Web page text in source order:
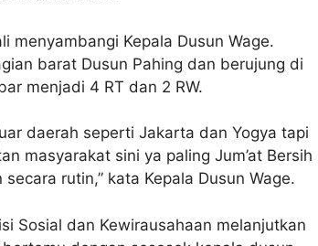
menyambangi Kepala Dusun Wage.
barat Dusun Pahing dan berujung di
menjadi 4 RT dan 2 RW.
daerah seperti Jakarta dan Yogya tapi
masyarakat sini ya paling Jum’at Bersih
rutin,” kata Kepala Dusun Wage.
Sosial dan Kewirausahaan melanjutkan